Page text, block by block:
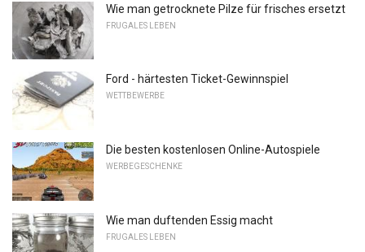
Wie man getrocknete Pilze für frisches ersetzt
FRUGALES LEBEN
Ford - härtesten Ticket-Gewinnspiel
WETTBEWERBE
Die besten kostenlosen Online-Autospiele
WERBEGESCHENKE
Wie man duftenden Essig macht
FRUGALES LEBEN